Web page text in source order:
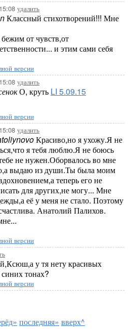
удалить
Классный стихотворений!!! Мне
от чувств,от
и этим сами себя
версии
удалить
О, круть LI 5.09.15
версии
удалить
Красиво,но я ухожу.Я не
я тебя люблю.Я не боюсь
не нужен.Оборвалось во мне
выдаю из души.Ты была моим
теперь его не
для других,не могу... Мне
её у меня не стало. Поэтому
Анатолий Палихов.
версии
у тя нету красивых
тонах?
версии
последняя» вверх^